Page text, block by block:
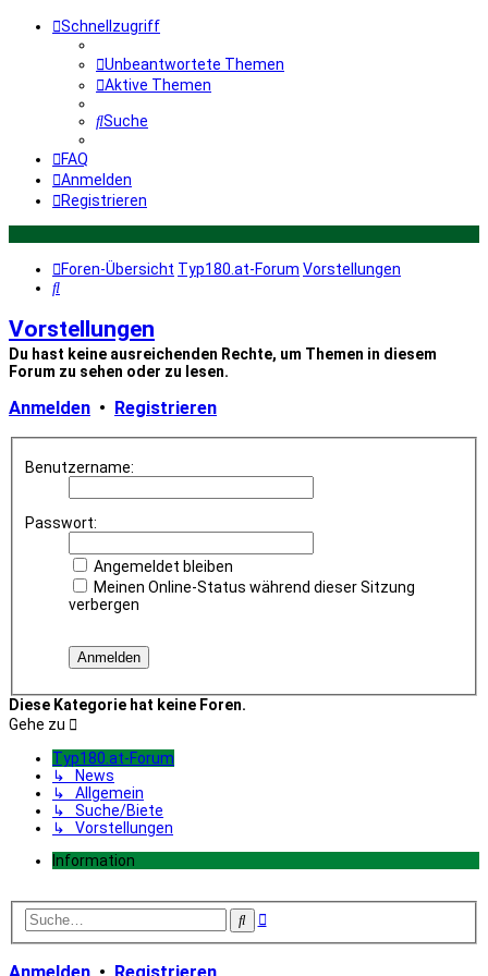
Schnellzugriff
Unbeantwortete Themen
Aktive Themen
Suche
FAQ
Anmelden
Registrieren
Foren-Übersicht Typ180.at-Forum Vorstellungen
Suche
Vorstellungen
Du hast keine ausreichenden Rechte, um Themen in diesem
Forum zu sehen oder zu lesen.
Anmelden • Registrieren
Benutzername:
Passwort:
Angemeldet bleiben
Meinen Online-Status während dieser Sitzung
verbergen
Diese Kategorie hat keine Foren.
Gehe zu
Typ180.at-Forum
↳ News
↳ Allgemein
↳ Suche/Biete
↳ Vorstellungen
Information
SucheErweiterte